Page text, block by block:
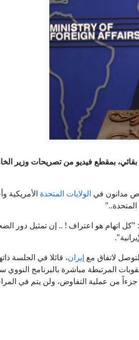
لأرمينيا مصير جورجيا في عام 2008
صلاح الدوري التركي على السعودي؟
سفينة تتعرض لمقذوف مجهول قبالة
الغرب استخدم جورجيا كأداة ضد روسيا
الثوري يحسم مصير هرمز: لن يُفتح إلا
الدردشة.. لماذا تقلق واشنطن من
لفتح هرمز والكشف عن مخطط لإدخال
بمقطع فيديو من تصريحات وزير
مدانون في الولايات المتحدة الأمريكية
"كل اتهام هو اعتراف ! .. إن تمثيل دور
لاتفاق مع إيران، قائلا في الجلسة
المرتبطة مباشرة بالبرنامج
من عملية التفاوض، ولن يتم في